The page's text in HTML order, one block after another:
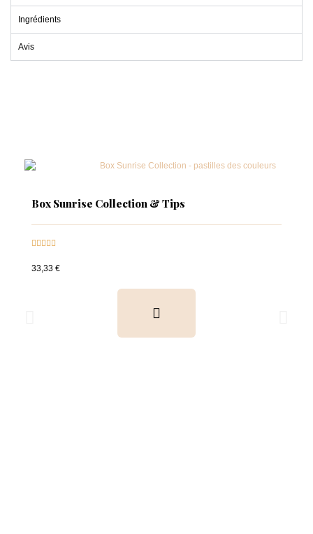
Ingrédients
Avis
Box Sunrise Collection & Tips

33,33 €